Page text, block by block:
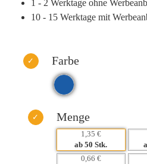
– Praktischer Nutzen schafft
– Geringe Mindestbestellmenge
1 - 2 Werktage ohne
10 - 15 Werktage mit
Farbe
Menge
1,35 €
ab 50 Stk.
0,66 €